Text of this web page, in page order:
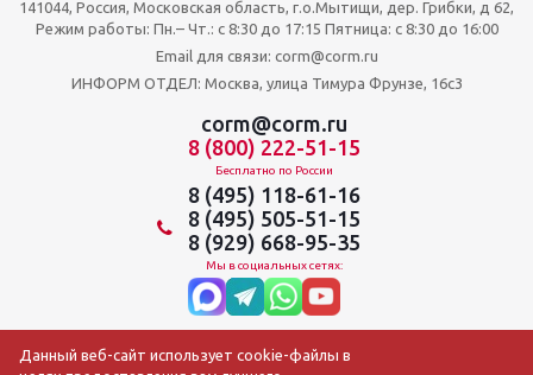
141044, Россия, Московская область, г.о.Мытищи, дер. Грибки, д 62,
Режим работы: Пн.– Чт.: с 8:30 до 17:15 Пятница: c 8:30 до 16:00
Email для связи: corm@corm.ru
ИНФОРМ ОТДЕЛ: Москва, улица Тимура Фрунзе, 16с3
corm@corm.ru
8 (800) 222-51-15
Бесплатно по России
8 (495) 118-61-16
8 (495) 505-51-15
8 (929) 668-95-35
Мы в социальных сетях:
Данный веб-сайт использует cookie-файлы в